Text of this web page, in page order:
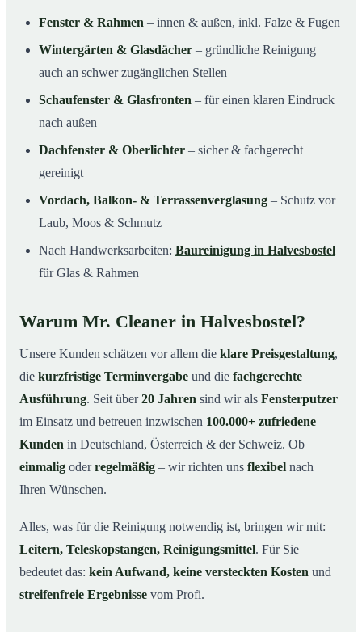
Fenster & Rahmen – innen & außen, inkl. Falze & Fugen
Wintergärten & Glasdächer – gründliche Reinigung
auch an schwer zugänglichen Stellen
Schaufenster & Glasfronten – für einen klaren Eindruck
nach außen
Dachfenster & Oberlichter – sicher & fachgerecht
gereinigt
Vordach, Balkon- & Terrassenverglasung – Schutz vor
Laub, Moos & Schmutz
Nach Handwerksarbeiten: Baureinigung in Halvesbostel
für Glas & Rahmen
Warum Mr. Cleaner in Halvesbostel?
Unsere Kunden schätzen vor allem die klare Preisgestaltung,
die kurzfristige Terminvergabe und die fachgerechte
Ausführung. Seit über20 Jahren sind wir als Fensterputzer
im Einsatz und betreuen inzwischen 100.000+ zufriedene
Kunden in Deutschland, Österreich & der Schweiz. Ob
einmalig oderregelmäßig – wir richten uns flexibel nach
Ihren Wünschen.
Alles, was für die Reinigung notwendig ist, bringen wir mit:
Leitern, Teleskopstangen, Reinigungsmittel. Für Sie
bedeutet das: kein Aufwand, keine versteckten Kosten und
streifenfreie Ergebnisse vom Profi.